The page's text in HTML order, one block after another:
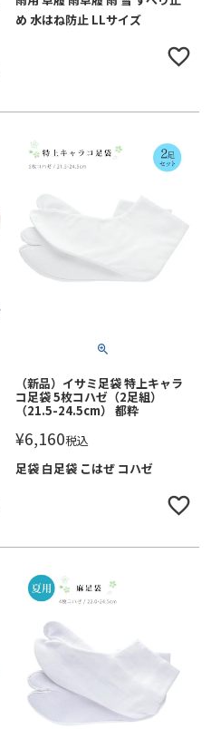
め 水はね防止 LLサイズ
（新品）イサミ足袋 特上キャラ
コ足袋 5枚コハゼ（2足組）
（21.5-24.5cm） 都粋
¥6,160税込
足袋 白足袋 こはぜ コハゼ